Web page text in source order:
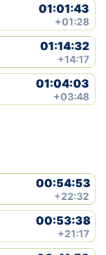
01:01:43
+01:28
01:14:32
+14:17
01:04:03
+03:48
00:54:53
+22:32
00:53:38
+21:17